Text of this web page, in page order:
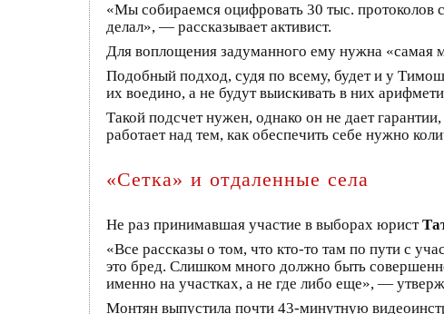
«Мы собираемся оцифровать 30 тыс. протоколов
делал», — рассказывает активист.
Для воплощения задуманного ему нужна «самая
Подобный подход, судя по всему, будет и у
их воедино, а не будут выискивать в них
Такой подсчет нужен, однако он не дает
работает над тем, как обеспечить себе нужно
«Сетка» и отдаленные села
Не раз принимавшая участие в выборах юрист
«Все рассказы о том, что кто-то там по пути с
это бред. Слишком много должно быть
именно на участках, а не где либо еще», —
Монтян выпустила почти 43-минутную